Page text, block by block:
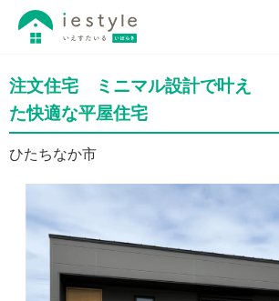
注文住宅 ミニマル設計で叶え
た快適な平屋住宅
ひたちなか市